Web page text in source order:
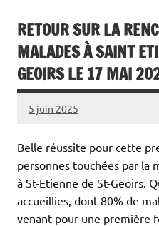
RETOUR SUR LA
MALADES À SAINT
GEOIRS LE 17 MAI
5 juin 2025
Belle réussite pour cette
personnes touchées par la
à St-Etienne de St-Geoirs.
accueillies, dont 80% de
venant pour une première